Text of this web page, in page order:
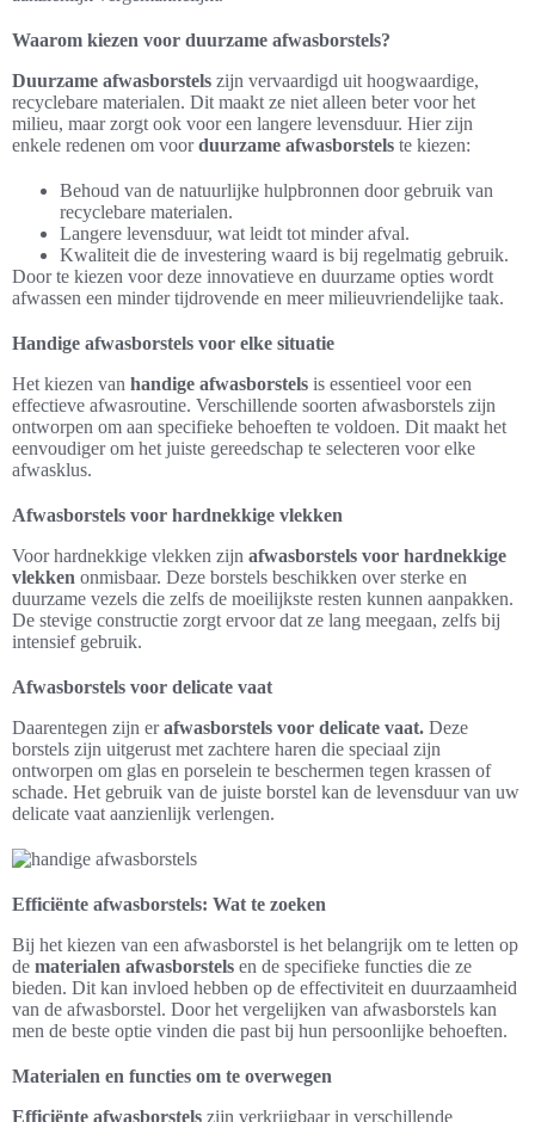
Waarom kiezen voor duurzame afwasborstels?
Duurzame afwasborstels zijn vervaardigd uit hoogwaardige,
recyclebare materialen. Dit maakt ze niet alleen beter voor het
milieu, maar zorgt ook voor een langere levensduur. Hier zijn
enkele redenen om voorduurzame afwasborstels te kiezen:
Behoud van de natuurlijke hulpbronnen door gebruik van
recyclebare materialen.
Langere levensduur, wat leidt tot minder afval.
Kwaliteit die de investering waard is bij regelmatig gebruik.
Door te kiezen voor deze innovatieve en duurzame opties wordt
afwassen een minder tijdrovende en meer milieuvriendelijke taak.
Handige afwasborstels voor elke situatie
Het kiezen van handige afwasborstels is essentieel voor een
effectieve afwasroutine. Verschillende soorten afwasborstels zijn
ontworpen om aan specifieke behoeften te voldoen. Dit maakt het
eenvoudiger om het juiste gereedschap te selecteren voor elke
afwasklus.
Afwasborstels voor hardnekkige vlekken
Voor hardnekkige vlekken zijn afwasborstels voor hardnekkige
vlekken onmisbaar. Deze borstels beschikken over sterke en
duurzame vezels die zelfs de moeilijkste resten kunnen aanpakken.
De stevige constructie zorgt ervoor dat ze lang meegaan, zelfs bij
intensief gebruik.
Afwasborstels voor delicate vaat
Daarentegen zijn erafwasborstels voor delicate vaat. Deze
borstels zijn uitgerust met zachtere haren die speciaal zijn
ontworpen om glas en porselein te beschermen tegen krassen of
schade. Het gebruik van de juiste borstel kan de levensduur van uw
delicate vaat aanzienlijk verlengen.
Efficiënte afwasborstels: Wat te zoeken
Bij het kiezen van een afwasborstel is het belangrijk om te letten op
de materialen afwasborstels en de specifieke functies die ze
bieden. Dit kan invloed hebben op de effectiviteit en duurzaamheid
van de afwasborstel. Door het vergelijken van afwasborstels kan
men de beste optie vinden die past bij hun persoonlijke behoeften.
Materialen en functies om te overwegen
Efficiënte afwasborstels zijn verkrijgbaar in verschillende